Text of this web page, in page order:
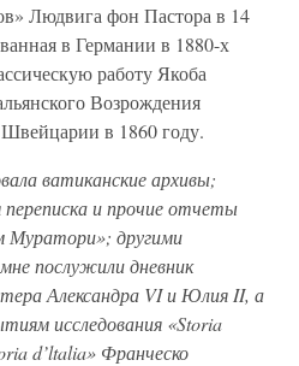
Людвига фон Пастора в 14
в Германии в 1880-х
работу Якоба
Возрождения
в 1860 году.
ватиканские архивы;
и прочие отчеты
Муратори»; другими
послужили дневник
Александра VI и Юлия II, а
исследования «Storia
d’ltalia» Франческо